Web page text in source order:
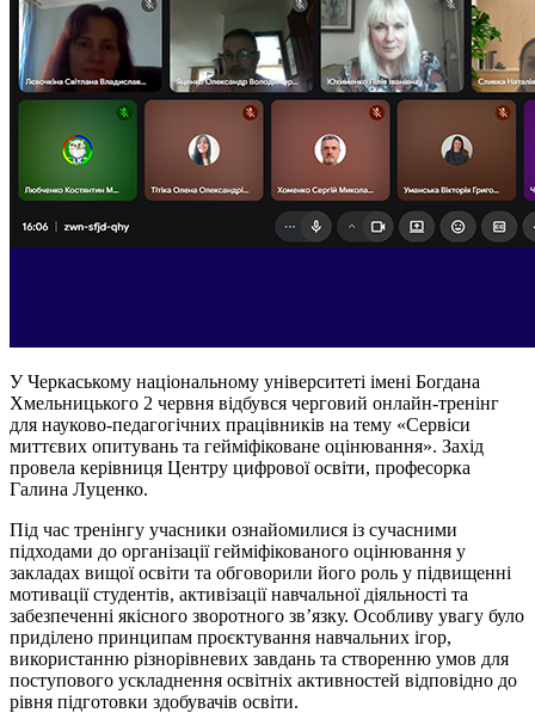
У Черкаському національному університеті імені Богдана
Хмельницького 2 червня відбувся черговий онлайн-тренінг
для науково-педагогічних працівників на тему «Сервіси
миттєвих опитувань та гейміфіковане оцінювання». Захід
провела керівниця Центру цифрової освіти, професорка
Галина Луценко.
Під час тренінгу учасники ознайомилися із сучасними
підходами до організації гейміфікованого оцінювання у
закладах вищої освіти та обговорили його роль у підвищенні
мотивації студентів, активізації навчальної діяльності та
забезпеченні якісного зворотного зв’язку. Особливу увагу було
приділено принципам проєктування навчальних ігор,
використанню різнорівневих завдань та створенню умов для
поступового ускладнення освітніх активностей відповідно до
рівня підготовки здобувачів освіти.